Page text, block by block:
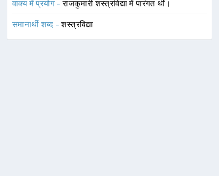
वाक्य में प्रयोग -राजकुमारी शस्त्रविद्या में पारंगत थीं।
समानार्थी शब्द -शस्त्रविद्या